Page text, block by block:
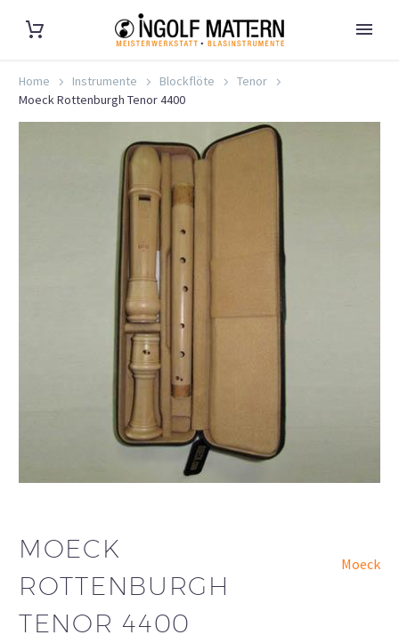
Home Instrumente Blockflöte
Tenor
Moeck Rottenburgh Tenor 4400
MOECK
ROTTENBURGH
TENOR 4400
Moeck